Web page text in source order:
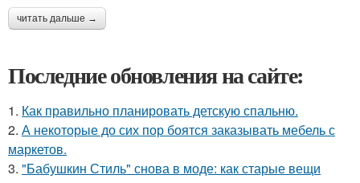
читать дальше →
Последние обновления на сайте:
1. Как правильно планировать детскую спальню.
2. А некоторые до сих пор боятся заказывать мебель с
маркетов.
3. "Бабушкин Стиль" снова в моде: как старые вещи